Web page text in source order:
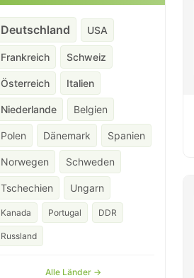
Deutschland USA
Frankreich Schweiz
Österreich Italien
Niederlande Belgien
Polen Dänemark Spanien
Norwegen Schweden
Tschechien Ungarn
Kanada Portugal DDR
Russland
Alle Länder →